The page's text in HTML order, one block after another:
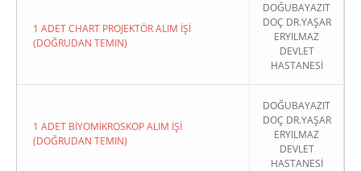
1 ADET CHART PROJEKTÖR ALIM İŞİ
(DOĞRUDAN TEMIN)
DOĞUBAYAZIT
DOÇ DR.YAŞAR
ERYILMAZ
DEVLET
HASTANESİ
1 ADET BİYOMİKROSKOP ALIM İŞİ
(DOĞRUDAN TEMIN)
DOĞUBAYAZIT
DOÇ DR.YAŞAR
ERYILMAZ
DEVLET
HASTANESİ